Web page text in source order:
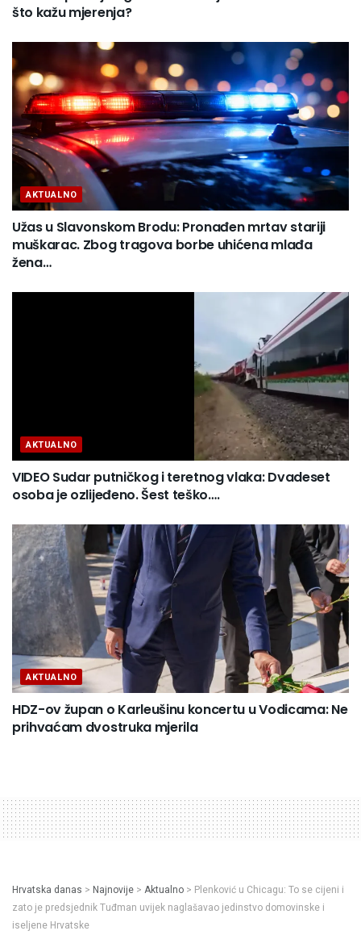
što kažu mjerenja?
AKTUALNO
Užas u Slavonskom Brodu: Pronađen mrtav stariji
muškarac. Zbog tragova borbe uhićena mlađa
žena…
AKTUALNO
VIDEO Sudar putničkog i teretnog vlaka: Dvadeset
osoba je ozlijeđeno. Šest teško….
AKTUALNO
HDZ-ov župan o Karleušinu koncertu u Vodicama: Ne
prihvaćam dvostruka mjerila
Hrvatska danas > Najnovije > Aktualno > Plenković u Chicagu: To se cijeni i
zato je predsjednik Tuđman uvijek naglašavao jedinstvo domovinske i
iseljene Hrvatske